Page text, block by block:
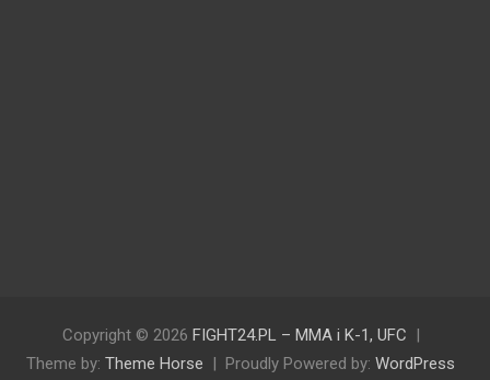
Copyright © 2026 FIGHT24.PL – MMA i K-1, UFC
Theme by: Theme Horse Proudly Powered by: WordPress